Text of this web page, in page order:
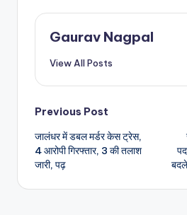
Gaurav Nagpal
View All Posts
Post
navigation
Previous Post
जालंधर में डबल मर्डर केस ट्रेस,
4 आरोपी गिरफ्तार, 3 की तलाश
जारी, पढ़